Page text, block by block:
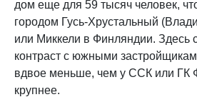
дом еще для 59 тысяч человек,
городом Гусь-Хрустальный
или Миккели в Финляндии. Здесь
контраст с южными
вдвое меньше, чем у ССК или ГК
крупнее.